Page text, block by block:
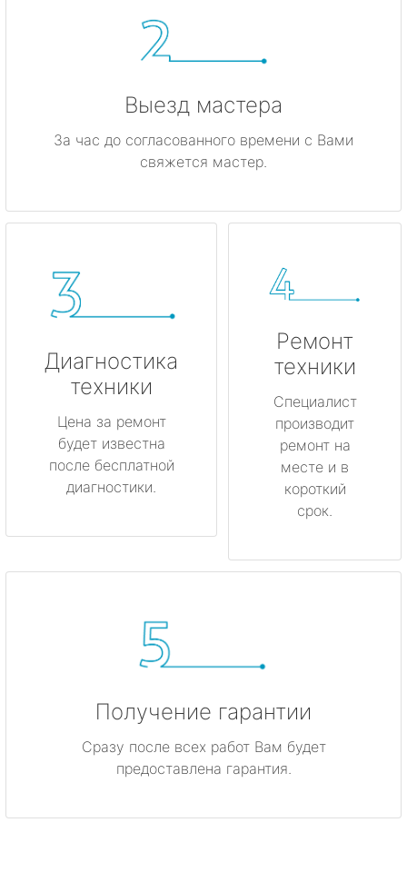
Выезд мастера
За час до согласованного времени с Вами
свяжется мастер.
Диагностика
техники
Цена за ремонт
будет известна
после бесплатной
диагностики.
Ремонт
техники
Специалист
производит
ремонт на
месте и в
короткий
срок.
Получение гарантии
Сразу после всех работ Вам будет
предоставлена гарантия.